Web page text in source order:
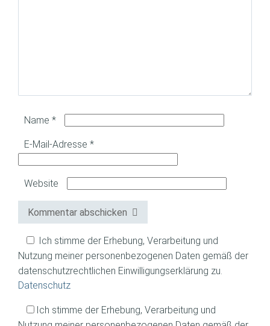
Name *
E-Mail-Adresse *
Website
Kommentar abschicken
Ich stimme der Erhebung, Verarbeitung und
Nutzung meiner personenbezogenen Daten gemäß der
datenschutzrechtlichen Einwilligungserklärung zu.
Datenschutz
Ich stimme der Erhebung, Verarbeitung und